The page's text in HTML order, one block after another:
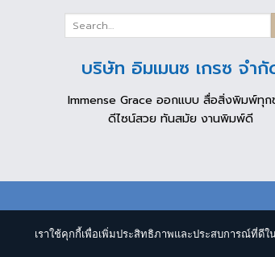
บริษัท อิมเมนซ เกรซ จำกั
Immense Grace ออกแบบ สื่อสิ่งพิมพ์ทุ
ดีไซน์สวย ทันสมัย งานพิมพ์ดี
เราใช้คุกกี้เพื่อเพิ่มประสิทธิภาพและประสบการณ์ที่ดี